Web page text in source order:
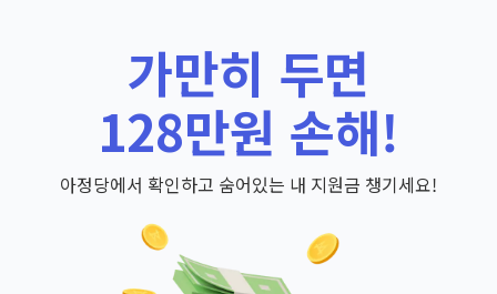
가만히 두면
128만원 손해!
아정당에서 확인하고 숨어있는 내 지원금 챙기세요!